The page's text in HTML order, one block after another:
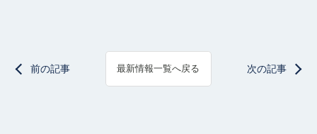
前の記事 最新情報一覧へ戻る 次の記事